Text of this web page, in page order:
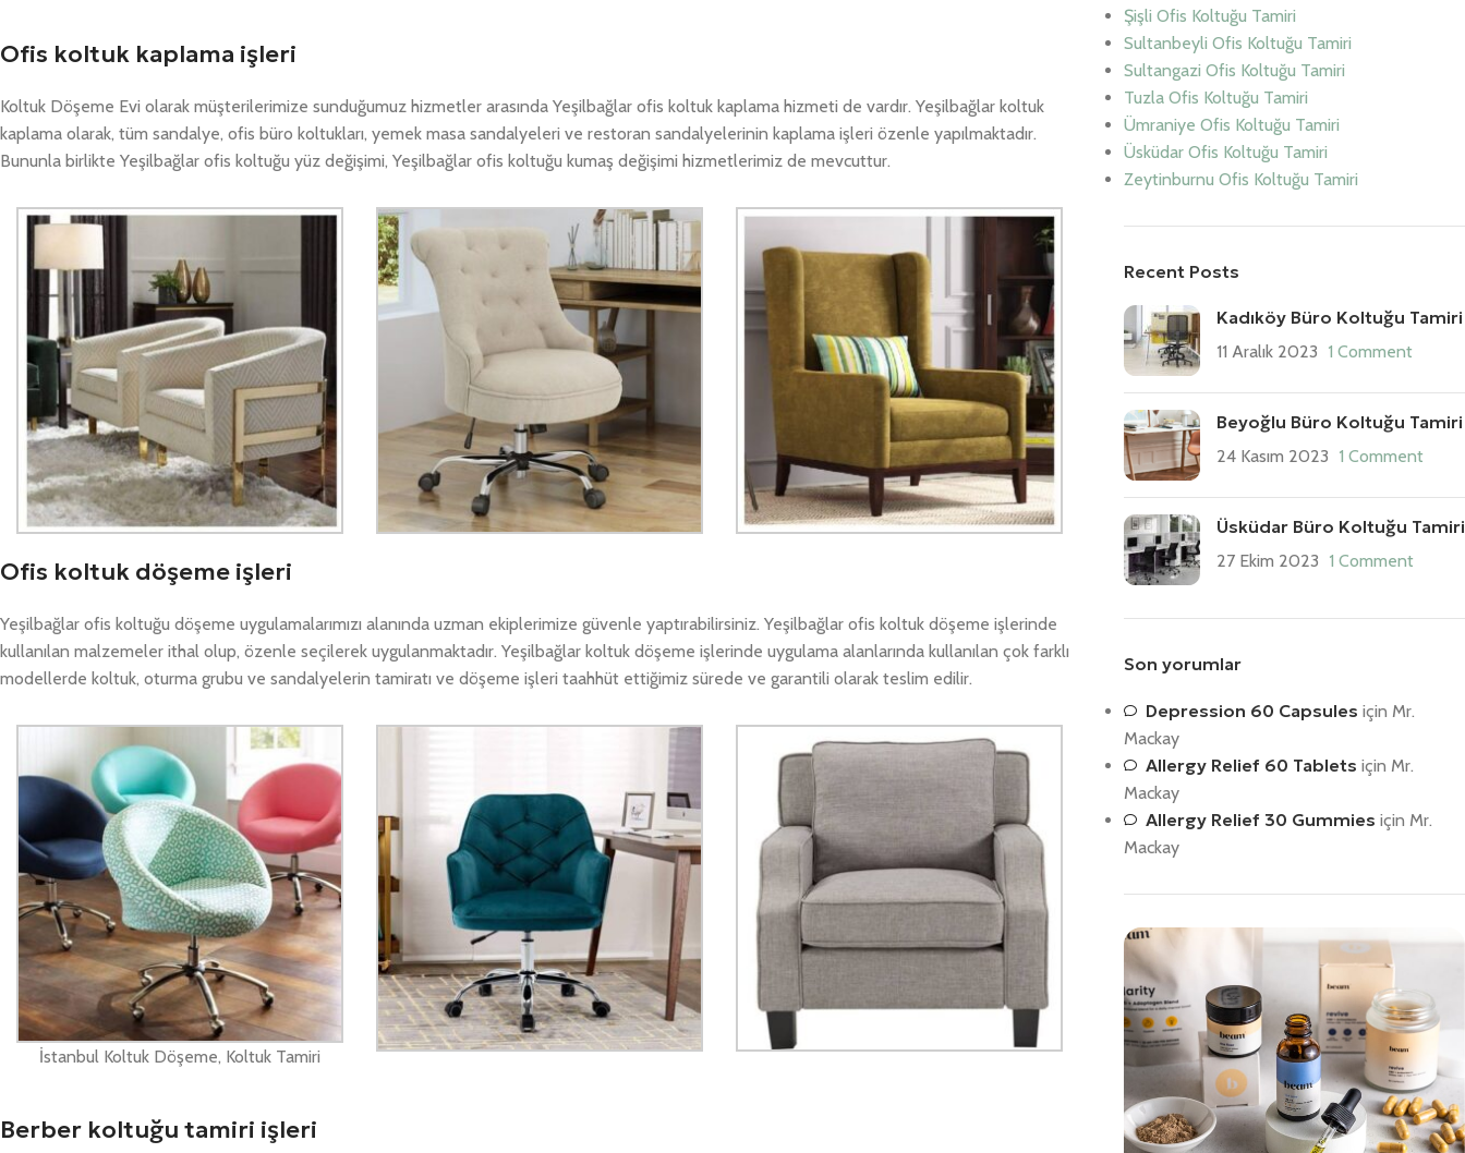
Ofis koltuk kaplama işleri
Koltuk Döşeme Evi olarak müşterilerimize sunduğumuz hizmetler arasında Yeşilbağlar ofis koltuk kaplama hizmeti de vardır. Yeşilbağlar koltuk
kaplama olarak, tüm sandalye, ofis büro koltukları, yemek masa sandalyeleri ve restoran sandalyelerinin kaplama işleri özenle yapılmaktadır.
Bununla birlikte Yeşilbağlar ofis koltuğu yüz değişimi, Yeşilbağlar ofis koltuğu kumaş değişimi hizmetlerimiz de mevcuttur.
Ofis koltuk döşeme işleri
Yeşilbağlar ofis koltuğu döşeme uygulamalarımızı alanında uzman ekiplerimize güvenle yaptırabilirsiniz. Yeşilbağlar ofis koltuk döşeme işlerinde
kullanılan malzemeler ithal olup, özenle seçilerek uygulanmaktadır. Yeşilbağlar koltuk döşeme işlerinde uygulama alanlarında kullanılan çok farklı
modellerde koltuk, oturma grubu ve sandalyelerin tamiratı ve döşeme işleri taahhüt ettiğimiz sürede ve garantili olarak teslim edilir.
İstanbul Koltuk Döşeme, Koltuk Tamiri
Berber koltuğu tamiri işleri
Şişli Ofis Koltuğu Tamiri
Sultanbeyli Ofis Koltuğu Tamiri
Sultangazi Ofis Koltuğu Tamiri
Tuzla Ofis Koltuğu Tamiri
Ümraniye Ofis Koltuğu Tamiri
Üsküdar Ofis Koltuğu Tamiri
Zeytinburnu Ofis Koltuğu Tamiri
Recent Posts
Kadıköy Büro Koltuğu Tamiri
11 Aralık 2023 1 Comment
Beyoğlu Büro Koltuğu Tamiri
24 Kasım 2023 1 Comment
Üsküdar Büro Koltuğu Tamiri
27 Ekim 2023 1 Comment
Son yorumlar
Depression 60 Capsules için Mr.
Mackay
Allergy Relief 60 Tablets için Mr.
Mackay
Allergy Relief 30 Gummies için Mr.
Mackay